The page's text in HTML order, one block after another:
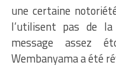
une certaine
l’utilisent pas de
message assez
Wembanyama a été